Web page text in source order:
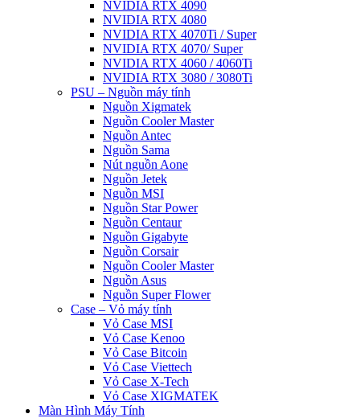
NVIDIA RTX 4090
NVIDIA RTX 4080
NVIDIA RTX 4070Ti / Super
NVIDIA RTX 4070/ Super
NVIDIA RTX 4060 / 4060Ti
NVIDIA RTX 3080 / 3080Ti
PSU – Nguồn máy tính
Nguồn Xigmatek
Nguồn Cooler Master
Nguồn Antec
Nguồn Sama
Nút nguồn Aone
Nguồn Jetek
Nguồn MSI
Nguồn Star Power
Nguồn Centaur
Nguồn Gigabyte
Nguồn Corsair
Nguồn Cooler Master
Nguồn Asus
Nguồn Super Flower
Case – Vỏ máy tính
Vỏ Case MSI
Vỏ Case Kenoo
Vỏ Case Bitcoin
Vỏ Case Viettech
Vỏ Case X-Tech
Vỏ Case XIGMATEK
Màn Hình Máy Tính